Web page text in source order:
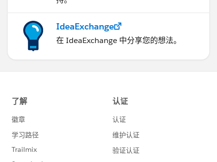
IdeaExchange
在 IdeaExchange 中分享您的想法。